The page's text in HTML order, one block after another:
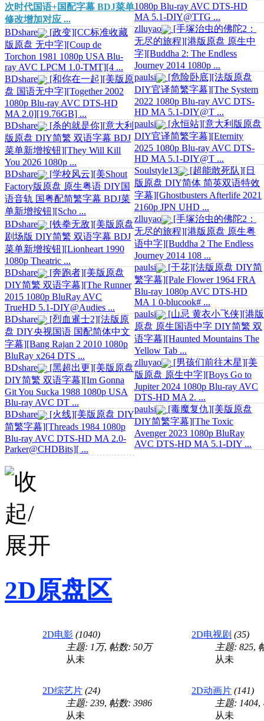
次时代国语+国配字幕 BDJ菜单
修改增加对应 ...
BDshare
[政变][CC标准收藏
版原盘 无中字][Coup de
Torchon 1981 1080p USA Blu-
ray AVC LPCM 1.0-TMT][4 ...
BDshare
[和你在一起][美版原
盘 国语无中字][Together 2002
1080p Blu-ray AVC DTS-HD
MA 2.0][19.76GB] ...
BDshare
[杀的就是你][意大利
版原盘 DIY简繁 双语字幕 BDJ
菜单新增按钮][They Will Kill
You 2026 1080p ...
BDshare
[学校风云][美Shout
Factory版原盘 原生粤语 DIY国
语音轨 国粤配简繁字幕 BDJ菜
单新增按钮][Scho ...
BDshare
[铁拳无敌][美版原盘
剧场版 DIY简繁 双语字幕 BDJ
菜单新增按钮][Lionheart 1990
1080p Theatric ...
BDshare
[奔跑者][美版原盘
DIY简繁 双语字幕][The Runner
2015 1080p BluRay AVC
TrueHD 5.1-DIY@Audies ...
BDshare
[烈血暹士2][法版原
盘 DIY央视国语 国配简体中文
字幕][Bang Rajan 2 2010 1080p
BluRay x264 DTS ...
BDshare
[黑超出更][美版原盘
DIY简繁 双语字幕][Im Gonna
Git You Sucka 1988 1080p USA
Blu-ray AVC DT ...
BDshare
[火线][美版原盘 DIY
简繁字幕][Threads 1984 1080p
Blu-ray AVC DTS-HD MA 2.0-
Parker@CHDBits][ ...
1080p Blu-ray AVC DTS-HD
MA 5.1-DIY@TTG ...
zlluyao
[手塚治虫的佛陀2：
无尽的旅程][港版原盘 原生中
字][Buddha 2: The Endless
Journey 2014 1080p ...
paulsi
[危险卧底][法版原盘
DIY官译简繁字幕][The System
2022 1080p Blu-ray AVC DTS-
HD MA 5.1-DIY@T ...
paulsi
[永恒站][意大利版原盘
DIY官译简繁字幕][Eternity
2025 1080p Blu-ray AVC DTS-
HD MA 5.1-DIY@T ...
Soulstyle13
[超能敢死队][日
版原盘 DIY简体 简英双语特效
字幕][Ghostbusters Afterlife 2021
2160p JPN UHD ...
zlluyao
[手塚治虫的佛陀2：
无尽的旅程][港版原盘 原生粤
语中字][Buddha 2 The Endless
Journey 2014 108 ...
paulsi
[干花][法版原盘 DIY简
繁字幕][Pale Flower 1964 FRA
Blu-ray 1080p AVC DTS-HD
MA 1 0-blucook# ...
paulsi
[山忌 黄衣小飞侠][港版
原盘 原生国语中字 DIY简繁 双
语字幕][Haunted Mountains The
Yellow Tab ...
zlluyao
[男孩们前往木星][美
版原盘 原生中字][Boys Go to
Jupiter 2024 1080p Blu-ray AVC
DTS-HD MA 2. ...
paulsi
[毒魔复仇][美版原盘
DIY简繁字幕][The Toxic
Avenger 2023 1080p BluRay
AVC DTS-HD MA 5.1-DIY ...
2D原盘区
2D电影 (1040)
主题: 1万, 帖数: 50万
从未
2D电视剧 (35)
主题: 825,
从未
2D综艺片 (24)
主题: 239, 帖数: 3986
从未
2D动画片 (141)
主题: 1404,
从未